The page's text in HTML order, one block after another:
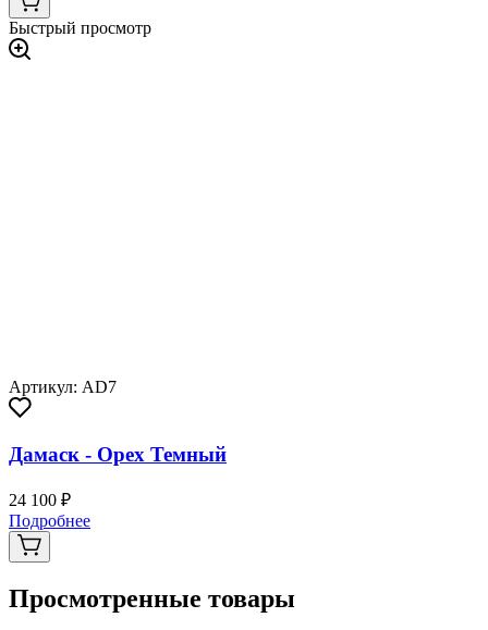
Быстрый просмотр
Артикул: AD7
Дамаск - Орех Темный
24 100 ₽
Подробнее
Просмотренные товары